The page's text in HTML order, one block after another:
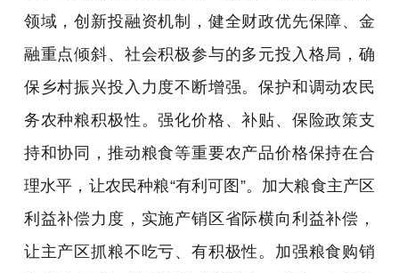
领域，创新投融资机制，健全财政优先保障、金
融重点倾斜、社会积极参与的多元投入格局，确
保乡村振兴投入力度不断增强。保护和调动农民
务农种粮积极性。强化价格、补贴、保险政策支
持和协同，推动粮食等重要农产品价格保持在合
理水平，让农民种粮“有利可图”。加大粮食主产区
利益补偿力度，实施产销区省际横向利益补偿，
让主产区抓粮不吃亏、有积极性。加强粮食购销